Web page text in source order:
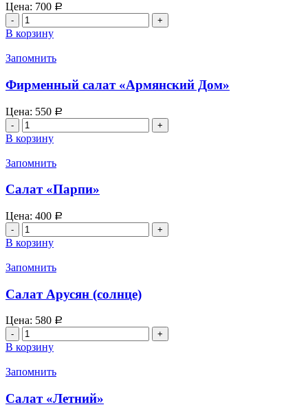
Цена: 700 Р
Количество
товара
Буррата
с
В корзину
Запомнить
Фирменный салат «Армянский Дом»
Цена: 550 Р
Количество
товара
Фирменный
салат
Дом"
В корзину
Запомнить
Салат «Парпи»
Цена: 400 Р
Количество
товара
Салат
"Парпи"
В корзину
Запомнить
Салат Арусян (солнце)
Цена: 580 Р
Количество
товара
Салат
Арусян
В корзину
Запомнить
Салат «Летний»